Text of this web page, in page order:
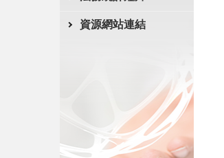
資源網站連結